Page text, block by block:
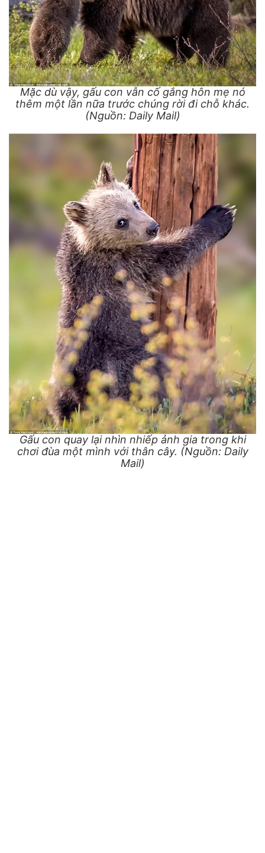
Mặc dù vậy, gấu con vẫn cố gắng hôn mẹ nó
thêm một lần nữa trước chúng rời đi chỗ khác.
(Nguồn: Daily Mail)
Gấu con quay lại nhìn nhiếp ảnh gia trong khi
chơi đùa một mình với thân cây. (Nguồn: Daily
Mail)